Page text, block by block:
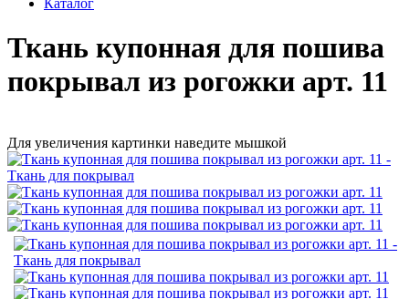
Каталог
Ткань купонная для пошива
покрывал из рогожки арт. 11
Для увеличения картинки наведите мышкой